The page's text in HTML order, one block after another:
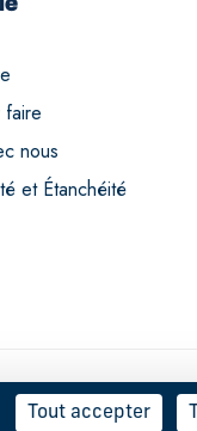
nous
et Étanchéité
Tout accepter